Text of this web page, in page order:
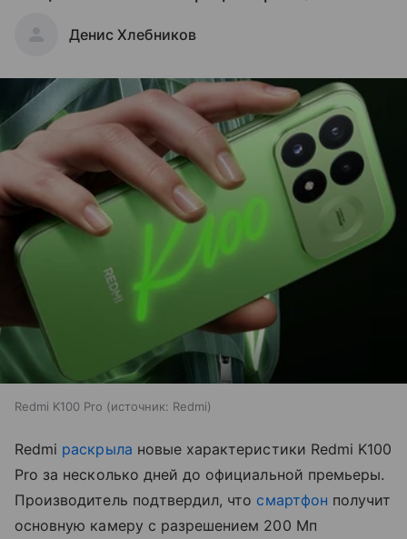
Денис Хлебников
Redmi K100 Pro источник: Redmi
Redmi раскрыла новые характеристики Redmi K100
Pro за несколько дней до официальной премьеры.
Производитель подтвердил, что смартфон получит
основную камеру с разрешением 200 Мп